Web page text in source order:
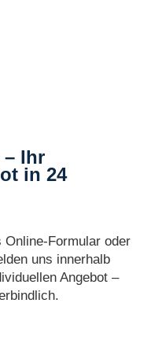
– Ihr
in 24
Formular oder
uns innerhalb
Angebot –